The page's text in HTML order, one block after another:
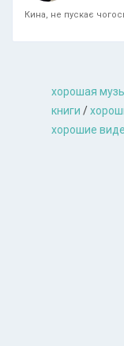
Кина, не пускає
хорошая
книги /
хорошие